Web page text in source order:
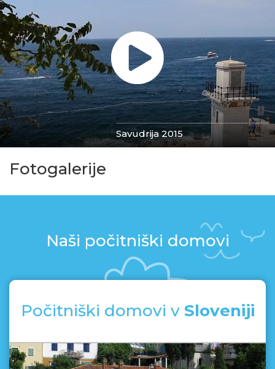
Savudrija 2015
Fotogalerije
Naši počitniški domovi
Počitniški domovi v Sloveniji